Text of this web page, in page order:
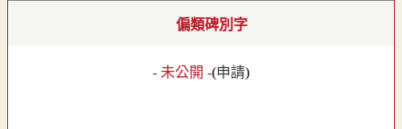
偏類碑別字
- 未公開 -(申請)